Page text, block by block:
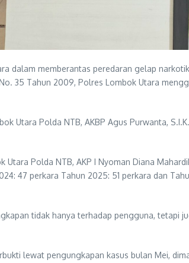
dalam memberantas peredaran gelap
35 Tahun 2009, Polres Lombok Utara
Utara Polda NTB, AKBP Agus Purwanta,
Polda NTB, AKP I Nyoman Diana
47 perkara Tahun 2025: 51 perkara dan
tidak hanya terhadap pengguna, tetapi
lewat pengungkapan kasus bulan Mei,